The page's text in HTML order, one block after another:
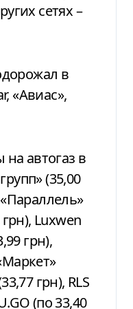
сетях –
в
«Авиас»,
автогаз в
(35,00
«Параллель»
грн), Luxwen
грн),
грн), RLS
(по 33,40